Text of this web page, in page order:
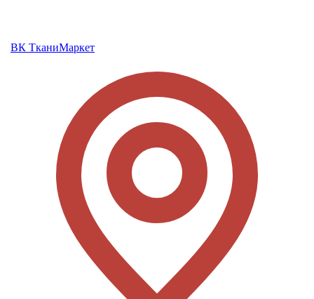
ВК ТканиМаркет